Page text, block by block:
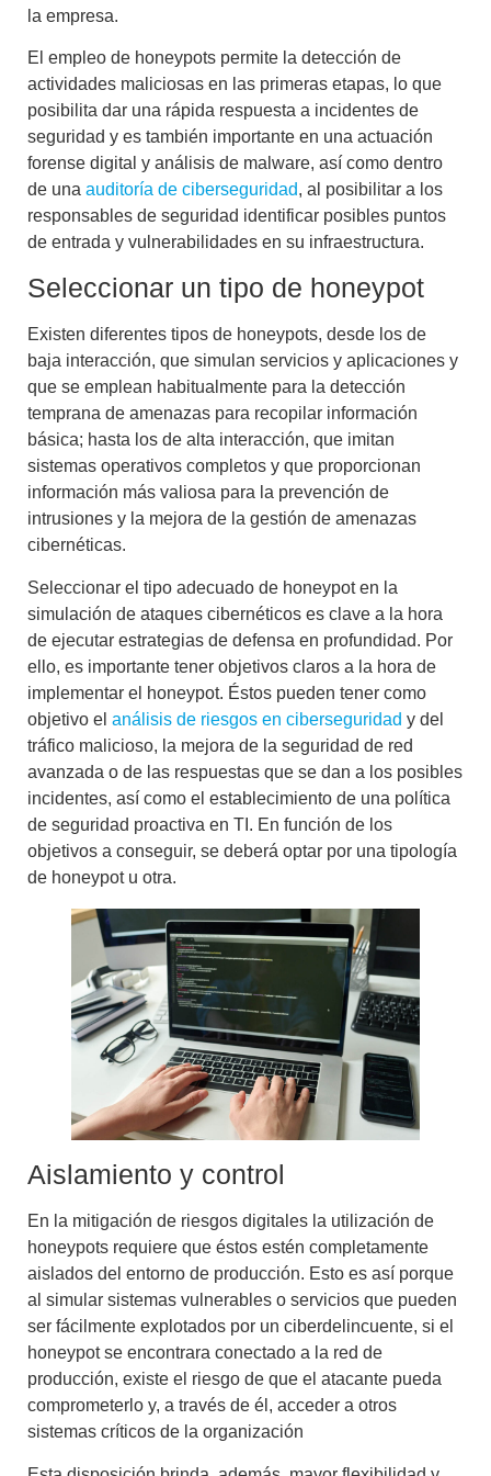
la empresa.
El empleo de honeypots permite la detección de
actividades maliciosas en las primeras etapas, lo que
posibilita dar una rápida respuesta a incidentes de
seguridad y es también importante en una actuación
forense digital y análisis de malware, así como dentro
de una auditoría de ciberseguridad, al posibilitar a los
responsables de seguridad identificar posibles puntos
de entrada y vulnerabilidades en su infraestructura.
Seleccionar un tipo de honeypot
Existen diferentes tipos de honeypots, desde los de
baja interacción, que simulan servicios y aplicaciones y
que se emplean habitualmente para la detección
temprana de amenazas para recopilar información
básica; hasta los de alta interacción, que imitan
sistemas operativos completos y que proporcionan
información más valiosa para la prevención de
intrusiones y la mejora de la gestión de amenazas
cibernéticas.
Seleccionar el tipo adecuado de honeypot en la
simulación de ataques cibernéticos es clave a la hora
de ejecutar estrategias de defensa en profundidad. Por
ello, es importante tener objetivos claros a la hora de
implementar el honeypot. Éstos pueden tener como
objetivo el análisis de riesgos en ciberseguridad y del
tráfico malicioso, la mejora de la seguridad de red
avanzada o de las respuestas que se dan a los posibles
incidentes, así como el establecimiento de una política
de seguridad proactiva en TI. En función de los
objetivos a conseguir, se deberá optar por una tipología
de honeypot u otra.
Aislamiento y control
En la mitigación de riesgos digitales la utilización de
honeypots requiere que éstos estén completamente
aislados del entorno de producción. Esto es así porque
al simular sistemas vulnerables o servicios que pueden
ser fácilmente explotados por un ciberdelincuente, si el
honeypot se encontrara conectado a la red de
producción, existe el riesgo de que el atacante pueda
comprometerlo y, a través de él, acceder a otros
sistemas críticos de la organización